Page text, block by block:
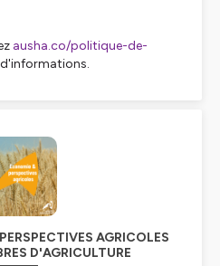
ausha.co/politique-de-
AGRICOLES
D'AGRICULTURE